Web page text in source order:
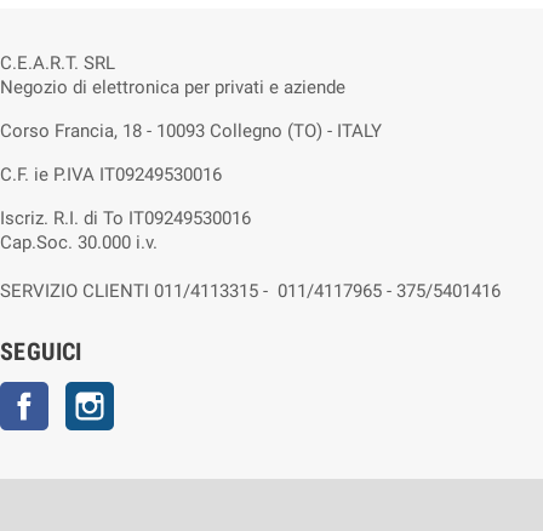
C.E.A.R.T. SRL
Negozio di elettronica per privati e aziende
Corso Francia, 18 - 10093 Collegno (TO) - ITALY
C.F. ie P.IVA IT09249530016
Iscriz. R.I. di To IT09249530016
Cap.Soc. 30.000 i.v.
SERVIZIO CLIENTI 011/4113315 - 011/4117965 - 375/5401416
SEGUICI
Facebook